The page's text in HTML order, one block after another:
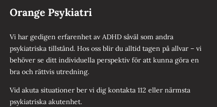
Orange Psykiatri
Vi har gedigen erfarenhet av ADHD såväl som andra
psykiatriska tillstånd. Hos oss blir du alltid tagen på allvar – vi
behöver se ditt individuella perspektiv för att kunna göra en
bra och rättvis utredning.
Vid akuta situationer ber vi dig kontakta 112 eller närmsta
psykiatriska akutenhet.